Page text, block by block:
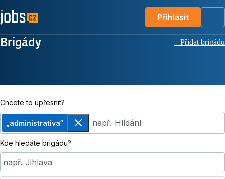
Přihlásit
Brigády + Přidat brigádu
Chcete to upřesnit?
„administrativa“
Odebratnapř. Hlídání
Kde hledáte brigádu?
např. Jihlava